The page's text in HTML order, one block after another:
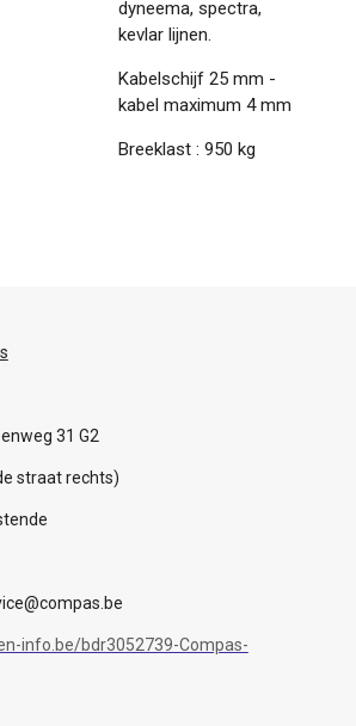
dyneema, spectra,
kevlar lijnen.
Kabelschijf 25 mm -
kabel maximum 4 mm
Breeklast : 950 kg
31 G2
straat rechts)
info.be/bdr3052739-Compas-